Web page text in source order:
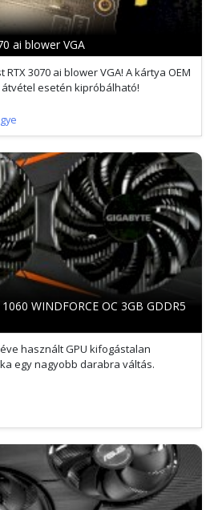
ai blower VGA
3070 ai blower VGA! A kártya OEM
esetén kipróbálható!
WINDFORCE OC 3GB GDDR5
használt GPU kifogástalan
egy nagyobb darabra váltás.